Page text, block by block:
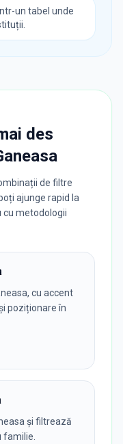
un tabel unde
des
de filtre
ajunge rapid la
cu metodologii
cu accent
poziționare în
și filtrează